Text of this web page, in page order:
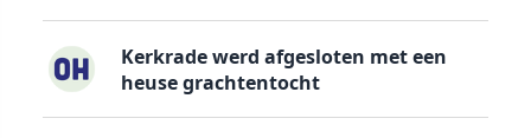
Kerkrade werd afgesloten met een
heuse grachtentocht